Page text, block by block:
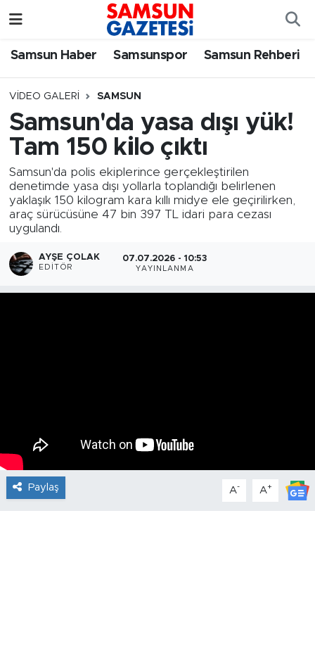
Samsun Haber Samsunspor Samsun Rehberi
VIDEO GALERI SAMSUN
Samsun'da yasa dışı yük!
Tam 150 kilo çıktı
Samsun'da polis ekiplerince gerçekleştirilen
denetimde yasa dışı yollarla toplandığı belirlenen
yaklaşık 150 kilogram kara kıllı midye ele geçirilirken,
araç sürücüsüne 47 bin 397 TL idari para cezası
uygulandı.
AYŞE ÇOLAK
EDITÖR
07.07.2026 - 10:53
YAYINLANMA
Paylaş A- A+
Samsun Haber
Samsunspor
Samsun Rehberi
Samsun Nöbetçi Eczaneler
Samsun Hava Durumu
SAMSUN Namaz Vakitleri
Samsun Trafik Yoğunluk Haritası
Süper Lig Puan Durumu ve Fikstür
Tüm Manşetler
Son Dakika Haberleri